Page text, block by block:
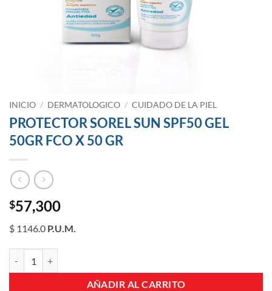
INICIO / DERMATOLOGICO / CUIDADO DE LA PIEL
PROTECTOR SOREL SUN SPF50 GEL
50GR FCO X 50 GR
$57,300
$ 1146.0 P.U.M.
AÑADIR AL CARRITO